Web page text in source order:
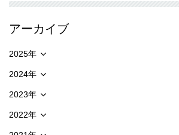
アーカイブ
2025年
2024年
2023年
2022年